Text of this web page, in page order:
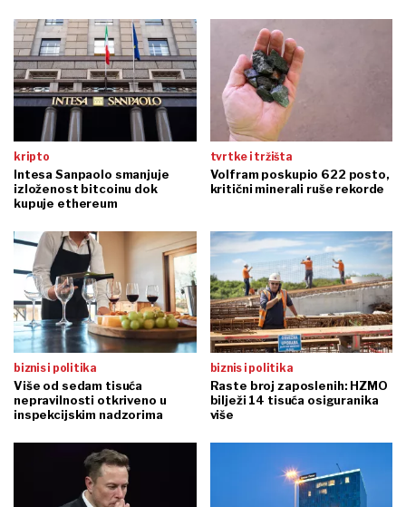
kripto
Intesa Sanpaolo smanjuje
izloženost bitcoinu dok
kupuje ethereum
tvrtke i tržišta
Volfram poskupio 622 posto,
kritični minerali ruše rekorde
biznis i politika
Više od sedam tisuća
nepravilnosti otkriveno u
inspekcijskim nadzorima
biznis i politika
Raste broj zaposlenih: HZMO
bilježi 14 tisuća osiguranika
više